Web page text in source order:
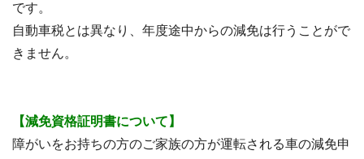
です。
自動車税とは異なり、年度途中からの減免は行うことがで
きません。
【減免資格証明書について】
障がいをお持ちの方のご家族の方が運転される車の減免申